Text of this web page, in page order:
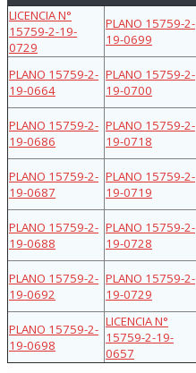
LICENCIA N°
15759-2-19-
0729
PLANO 15759-2-
19-0699
PLANO 15759-2-
19-0664
PLANO 15759-2-
19-0700
PLANO 15759-2-
19-0686
PLANO 15759-2-
19-0718
PLANO 15759-2-
19-0687
PLANO 15759-2-
19-0719
PLANO 15759-2-
19-0688
PLANO 15759-2-
19-0728
PLANO 15759-2-
19-0692
PLANO 15759-2-
19-0729
PLANO 15759-2-
19-0698
LICENCIA N°
15759-2-19-
0657